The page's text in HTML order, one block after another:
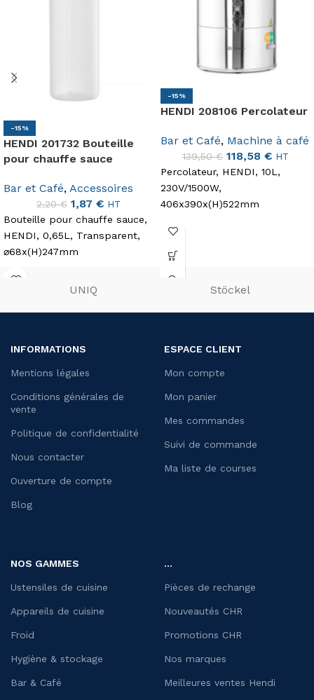
-15%
HENDI 201732 Bouteille
pour chauffe sauce
Bar et Café, Accessoires
2,20€ 1,87 € HT
Bouteille pour chauffe sauce,
HENDI, 0,65L, Transparent,
⌀68x(H)247mm
-15%
HENDI 208106 Percolateur
Bar et Café, Machine à café
139,50€ 118,58 € HT
Percolateur, HENDI, 10L,
230V/1500W,
406x390x(H)522mm
UNIQ Stöckel
INFORMATIONS
Mentions légales
Conditions générales de
vente
Politique de confidentialité
Nous contacter
Ouverture de compte
Blog
ESPACE CLIENT
Mon compte
Mon panier
Mes commandes
Suivi de commande
Ma liste de courses
NOS GAMMES
Ustensiles de cuisine
Appareils de cuisine
Froid
Hygiène & stockage
Bar & Café
...
Pièces de rechange
Nouveautés CHR
Promotions CHR
Nos marques
Meilleures ventes Hendi